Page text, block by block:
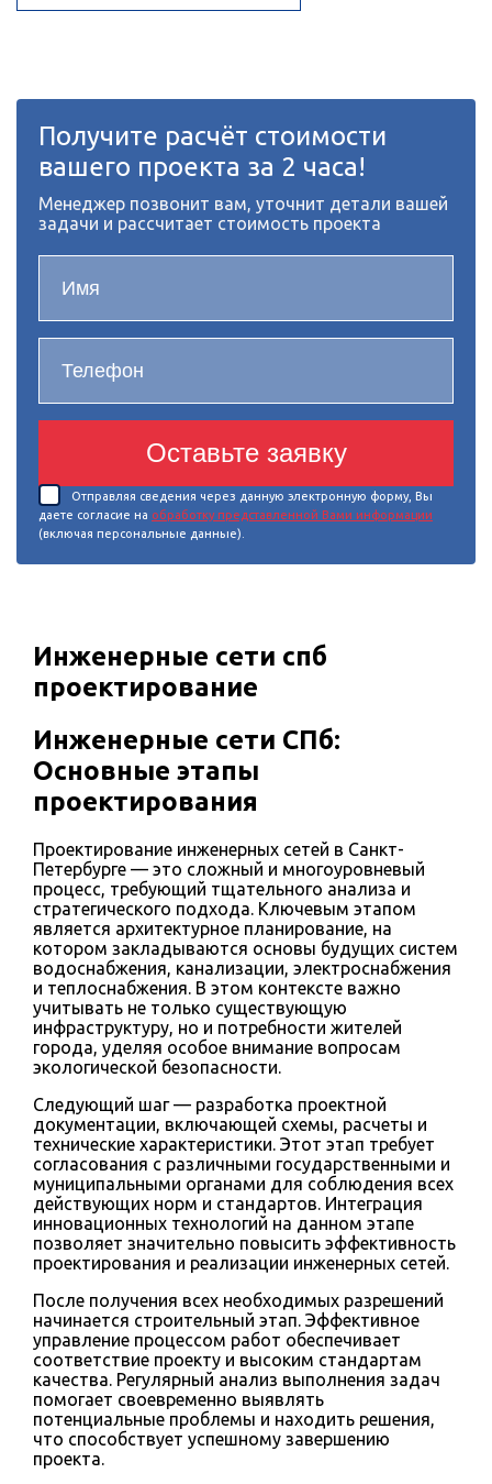
Получите расчёт стоимости
вашего проекта за 2 часа!
Менеджер позвонит вам, уточнит детали вашей
задачи и рассчитает стоимость проекта
Оставьте заявку
Отправляя сведения через данную электронную форму, Вы
даете согласие на обработку представленной Вами информации
(включая персональные данные).
Инженерные сети спб
проектирование
Инженерные сети СПб:
Основные этапы
проектирования
Проектирование инженерных сетей в Санкт-
Петербурге — это сложный и многоуровневый
процесс, требующий тщательного анализа и
стратегического подхода. Ключевым этапом
является архитектурное планирование, на
котором закладываются основы будущих систем
водоснабжения, канализации, электроснабжения
и теплоснабжения. В этом контексте важно
учитывать не только существующую
инфраструктуру, но и потребности жителей
города, уделяя особое внимание вопросам
экологической безопасности.
Следующий шаг — разработка проектной
документации, включающей схемы, расчеты и
технические характеристики. Этот этап требует
согласования с различными государственными и
муниципальными органами для соблюдения всех
действующих норм и стандартов. Интеграция
инновационных технологий на данном этапе
позволяет значительно повысить эффективность
проектирования и реализации инженерных сетей.
После получения всех необходимых разрешений
начинается строительный этап. Эффективное
управление процессом работ обеспечивает
соответствие проекту и высоким стандартам
качества. Регулярный анализ выполнения задач
помогает своевременно выявлять
потенциальные проблемы и находить решения,
что способствует успешному завершению
проекта.